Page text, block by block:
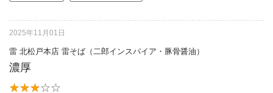
2025年11月01日
雷 北松戸本店 雷そば（二郎インスパイア・豚骨醤油）
濃厚